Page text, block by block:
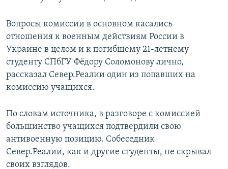
Вопросы комиссии в основном касались
отношения к военным действиям России в
Украине в целом и к погибшему 21-летнему
студенту СПбГУ Фёдору Соломонову лично,
рассказал Север.Реалии один из попавших на
комиссию учащихся.
По словам источника, в разговоре с комиссией
большинство учащихся подтвердили свою
антивоенную позицию. Собеседник
Север.Реалии, как и другие студенты, не скрывал
своих взглядов.